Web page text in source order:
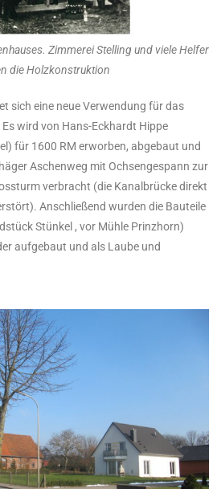
Zimmerei Stelling und viele Helfer
die Holzkonstruktion
sich eine neue Verwendung für das
wird von Hans-Eckhardt Hippe
für 1600 RM erworben, abgebaut und
Aschenweg mit Ochsengespann zur
verbracht (die Kanalbrücke direkt
Anschließend wurden die Bauteile
Stünkel , vor Mühle Prinzhorn)
aufgebaut und als Laube und